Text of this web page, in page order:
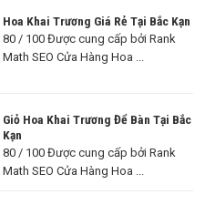
Hoa Khai Trương Giá Rẻ Tại Bắc Kạn
80 / 100 Được cung cấp bởi Rank
Math SEO Cửa Hàng Hoa ...
Giỏ Hoa Khai Trương Để Bàn Tại Bắc
Kạn
80 / 100 Được cung cấp bởi Rank
Math SEO Cửa Hàng Hoa ...